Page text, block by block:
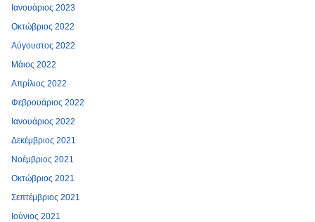
Ιανουάριος 2023
Οκτώβριος 2022
Αύγουστος 2022
Μάιος 2022
Απρίλιος 2022
Φεβρουάριος 2022
Ιανουάριος 2022
Δεκέμβριος 2021
Νοέμβριος 2021
Οκτώβριος 2021
Σεπτέμβριος 2021
Ιούνιος 2021